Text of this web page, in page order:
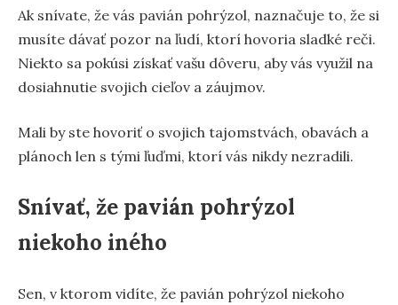
Ak snívate, že vás pavián pohrýzol, naznačuje to, že si
musíte dávať pozor na ľudí, ktorí hovoria sladké reči.
Niekto sa pokúsi získať vašu dôveru, aby vás využil na
dosiahnutie svojich cieľov a záujmov.
Mali by ste hovoriť o svojich tajomstvách, obavách a
plánoch len s tými ľuďmi, ktorí vás nikdy nezradili.
Snívať, že pavián pohrýzol
niekoho iného
Sen, v ktorom vidíte, že pavián pohrýzol niekoho